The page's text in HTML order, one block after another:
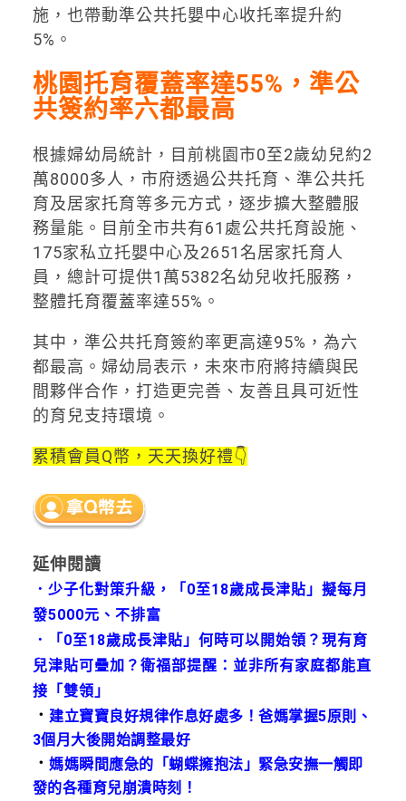
施，也帶動準公共托嬰中心收托率提升約
5%。
桃園托育覆蓋率達55%，準公
共簽約率六都最高
根據婦幼局統計，目前桃園市0至2歲幼兒約2
萬8000多人，市府透過公共托育、準公共托
育及居家托育等多元方式，逐步擴大整體服
務量能。目前全市共有61處公共托育設施、
175家私立托嬰中心及2651名居家托育人
員，總計可提供1萬5382名幼兒收托服務，
整體托育覆蓋率達55%。
其中，準公共托育簽約率更高達95%，為六
都最高。婦幼局表示，未來市府將持續與民
間夥伴合作，打造更完善、友善且具可近性
的育兒支持環境。
累積會員Q幣，天天換好禮👇
延伸閱讀
． 少子化對策升級，「0至18歲成長津貼」擬每月
發5000元、不排富
．
「0至18歲成長津貼」何時可以開始領？現有育
兒津貼可疊加？衛福部提醒：並非所有家庭都能直
接「雙領」
． 建立寶寶良好規律作息好處多！爸媽掌握5原則、
3個月大後開始調整最好
．媽媽瞬間應急的「蝴蝶擁抱法」緊急安撫一觸即
發的各種育兒崩潰時刻！